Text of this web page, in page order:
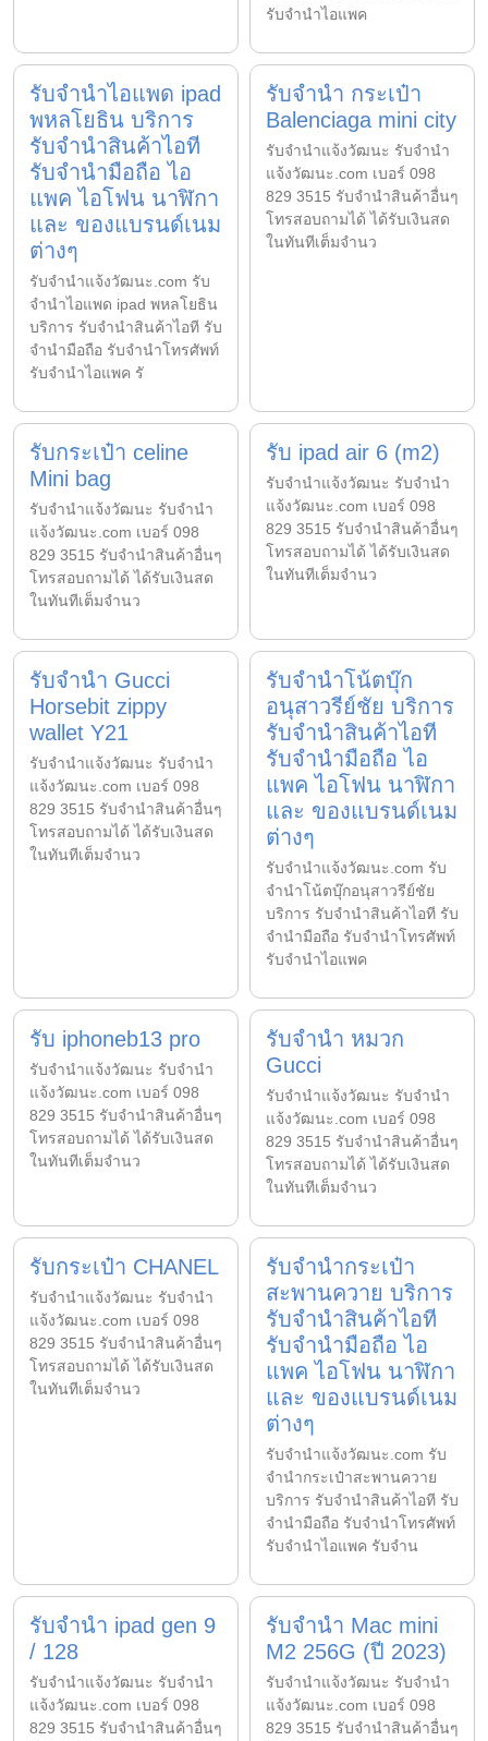
รับจำนำไอแพค
รับจำนำไอแพด ipad
พหลโยธิน บริการ
รับจำนำสินค้าไอที
รับจำนำมือถือ ไอ
แพค ไอโฟน นาฬิกา
และ ของแบรนด์เนม
ต่างๆ
รับจํานําแจ้งวัฒนะ.com รับ
จำนำไอแพด ipad พหลโยธิน
บริการ รับจำนำสินค้าไอที รับ
จำนำมือถือ รับจำนำโทรศัพท์
รับจำนำไอแพค รั
รับจำนำ กระเป๋า
Balenciaga mini city
รับจํานําแจ้งวัฒนะ รับจํานํา
แจ้งวัฒนะ.com เบอร์ 098
829 3515 รับจำนำสินค้าอื่นๆ
โทรสอบถามได้ ได้รับเงินสด
ในทันทีเต็มจำนว
รับกระเป๋า celine
Mini bag
รับจํานําแจ้งวัฒนะ รับจํานํา
แจ้งวัฒนะ.com เบอร์ 098
829 3515 รับจำนำสินค้าอื่นๆ
โทรสอบถามได้ ได้รับเงินสด
ในทันทีเต็มจำนว
รับ ipad air 6 (m2)
รับจํานําแจ้งวัฒนะ รับจํานํา
แจ้งวัฒนะ.com เบอร์ 098
829 3515 รับจำนำสินค้าอื่นๆ
โทรสอบถามได้ ได้รับเงินสด
ในทันทีเต็มจำนว
รับจำนำ Gucci
Horsebit zippy
wallet Y21
รับจํานําแจ้งวัฒนะ รับจํานํา
แจ้งวัฒนะ.com เบอร์ 098
829 3515 รับจำนำสินค้าอื่นๆ
โทรสอบถามได้ ได้รับเงินสด
ในทันทีเต็มจำนว
รับจำนำโน้ตบุ๊ก
อนุสาวรีย์ชัย บริการ
รับจำนำสินค้าไอที
รับจำนำมือถือ ไอ
แพค ไอโฟน นาฬิกา
และ ของแบรนด์เนม
ต่างๆ
รับจํานําแจ้งวัฒนะ.com รับ
จำนำโน้ตบุ๊กอนุสาวรีย์ชัย
บริการ รับจำนำสินค้าไอที รับ
จำนำมือถือ รับจำนำโทรศัพท์
รับจำนำไอแพค
รับ iphoneb13 pro
รับจํานําแจ้งวัฒนะ รับจํานํา
แจ้งวัฒนะ.com เบอร์ 098
829 3515 รับจำนำสินค้าอื่นๆ
โทรสอบถามได้ ได้รับเงินสด
ในทันทีเต็มจำนว
รับจำนำ หมวก
Gucci
รับจํานําแจ้งวัฒนะ รับจํานํา
แจ้งวัฒนะ.com เบอร์ 098
829 3515 รับจำนำสินค้าอื่นๆ
โทรสอบถามได้ ได้รับเงินสด
ในทันทีเต็มจำนว
รับกระเป๋า CHANEL
รับจํานําแจ้งวัฒนะ รับจํานํา
แจ้งวัฒนะ.com เบอร์ 098
829 3515 รับจำนำสินค้าอื่นๆ
โทรสอบถามได้ ได้รับเงินสด
ในทันทีเต็มจำนว
รับจำนำกระเป๋า
สะพานควาย บริการ
รับจำนำสินค้าไอที
รับจำนำมือถือ ไอ
แพค ไอโฟน นาฬิกา
และ ของแบรนด์เนม
ต่างๆ
รับจํานําแจ้งวัฒนะ.com รับ
จำนำกระเป๋าสะพานควาย
บริการ รับจำนำสินค้าไอที รับ
จำนำมือถือ รับจำนำโทรศัพท์
รับจำนำไอแพค รับจำน
รับจำนำ ipad gen 9
/ 128
รับจํานําแจ้งวัฒนะ รับจํานํา
แจ้งวัฒนะ.com เบอร์ 098
829 3515 รับจำนำสินค้าอื่นๆ
รับจำนำ Mac mini
M2 256G (ปี 2023)
รับจํานําแจ้งวัฒนะ รับจํานํา
แจ้งวัฒนะ.com เบอร์ 098
829 3515 รับจำนำสินค้าอื่นๆ